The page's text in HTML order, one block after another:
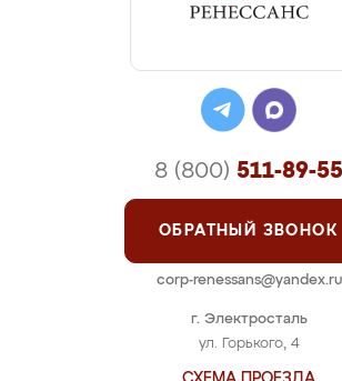
г. Электросталь
ул. Горького, 4
8 (800) 511-89-55
ОБРАТНЫЙ ЗВОНОК
corp-renessans@yandex.ru